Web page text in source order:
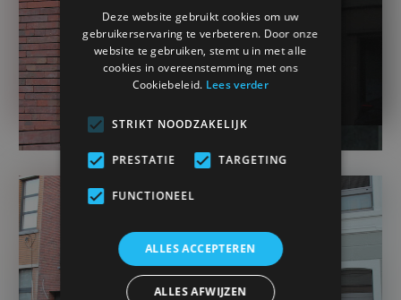
Deze website gebruikt cookies om uw
gebruikerservaring te verbeteren. Door onze
website te gebruiken, stemt u in met alle
cookies in overeenstemming met ons
Cookiebeleid. Lees verder
STRIKT NOODZAKELIJK
PRESTATIE TARGETING
FUNCTIONEEL
ALLES ACCEPTEREN
ALLES AFWIJZEN